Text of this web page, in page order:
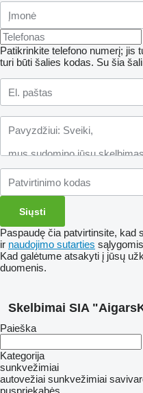
Patikrinkite telefono numerį; jis
turi būti šalies kodas. Su šia
Paspaudę čia patvirtinsite, kad
ir naudojimo sutarties
Kad galėtume atsakyti į jūsų
duomenis.
Skelbimai SIA
Paieška
Kategorija
sunkvežimiai
autovežiai sunkvežimiai
puspriekabės